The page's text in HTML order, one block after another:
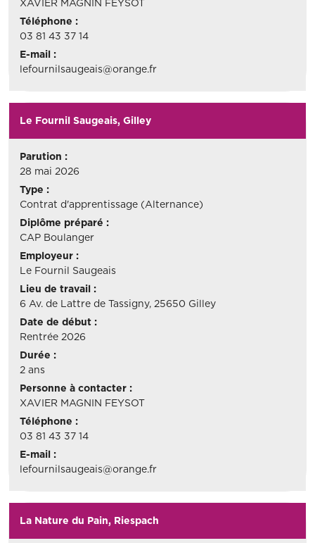
Téléphone :
03 81 43 37 14
E-mail :
lefournilsaugeais@orange.fr
Le Fournil Saugeais, Gilley
Parution :
28 mai 2026
Type :
Contrat d'apprentissage (Alternance)
Diplôme préparé :
CAP Boulanger
Employeur :
Le Fournil Saugeais
Lieu de travail :
6 Av. de Lattre de Tassigny, 25650 Gilley
Date de début :
Rentrée 2026
Durée :
2 ans
Personne à contacter :
XAVIER MAGNIN FEYSOT
Téléphone :
03 81 43 37 14
E-mail :
lefournilsaugeais@orange.fr
La Nature du Pain, Riespach